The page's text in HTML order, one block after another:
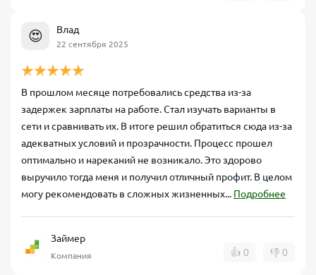
😍 Влад
22 сентября 2025
В прошлом месяце потребовались средства из-за
задержек зарплаты на работе. Стал изучать варианты в
сети и сравнивать их. В итоге решил обратиться сюда из-за
адекватных условий и прозрачности. Процесс прошел
оптимально и нареканий не возникало. Это здорово
выручило тогда меня и получил отличный профит. В целом
могу рекомендовать в сложных жизненных... Подробнее
Займер
Компания 👍 0 👎 0